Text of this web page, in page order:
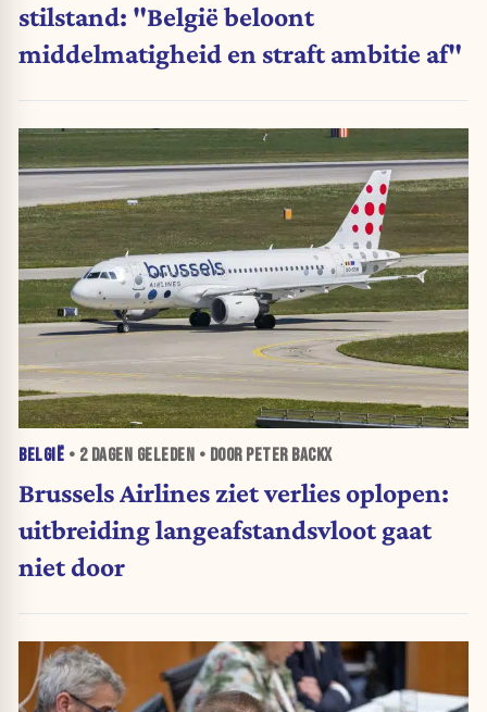
stilstand: "België beloont
middelmatigheid en straft ambitie af"
BELGIË • 2 DAGEN GELEDEN • DOOR PETER BACKX
Brussels Airlines ziet verlies oplopen:
uitbreiding langeafstandsvloot gaat
niet door